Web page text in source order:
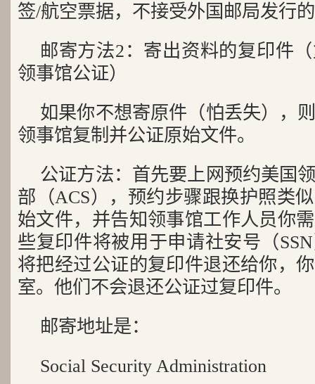
签/航空票据，不接受外国邮局发行
邮寄方法2：寄出资料的复印件
领事馆公证）
如果你不想寄原件（怕丢失），
领事馆复制并公证原始文件。
公证方法：首先要上网预约美国
部（ACS），预约步骤跟换护照类
始文件，并告知领事馆工作人员你
些复印件将被用于申请社安号（
将把经过公证的复印件退还给你，
室。他们不会退还公证过复印件。
邮寄地址是：
Social Security Administration